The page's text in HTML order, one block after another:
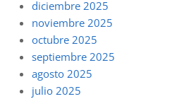
diciembre 2025
noviembre 2025
octubre 2025
septiembre 2025
agosto 2025
julio 2025